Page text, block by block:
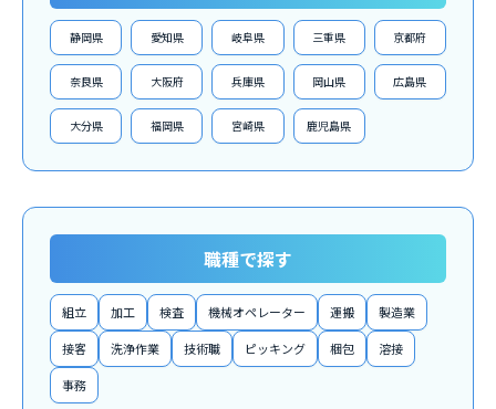
静岡県 愛知県 岐阜県 三重県 京都府
奈良県 大阪府 兵庫県 岡山県 広島県
大分県 福岡県 宮崎県 鹿児島県
職種で探す
組立 加工 検査 機械オペレーター 運搬 製造業
接客 洗浄作業 技術職 ピッキング 梱包 溶接
事務